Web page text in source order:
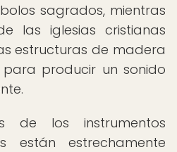
sagrados, mientras
las iglesias cristianas
estructuras de madera
producir un sonido
de los instrumentos
están estrechamente